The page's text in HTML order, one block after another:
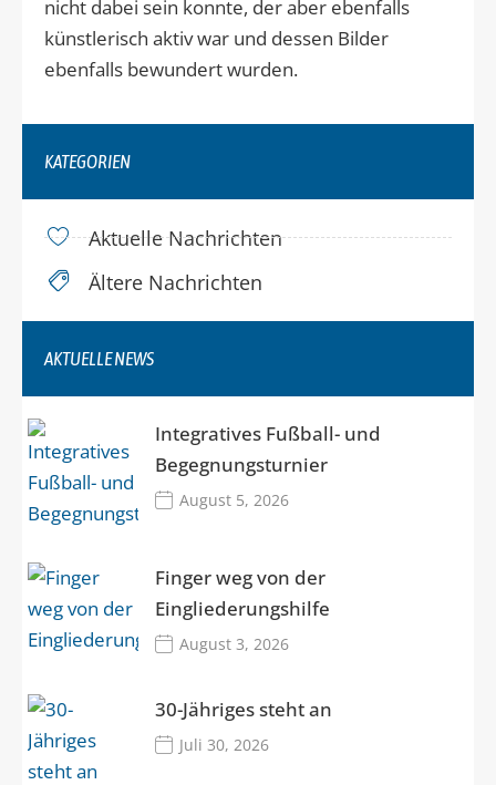
nicht dabei sein konnte, der aber ebenfalls
künstlerisch aktiv war und dessen Bilder
ebenfalls bewundert wurden.
KATEGORIEN
Aktuelle Nachrichten
Ältere Nachrichten
AKTUELLE NEWS
Integratives Fußball- und
Begegnungsturnier
August 5, 2026
Finger weg von der
Eingliederungshilfe
August 3, 2026
30-Jähriges steht an
Juli 30, 2026